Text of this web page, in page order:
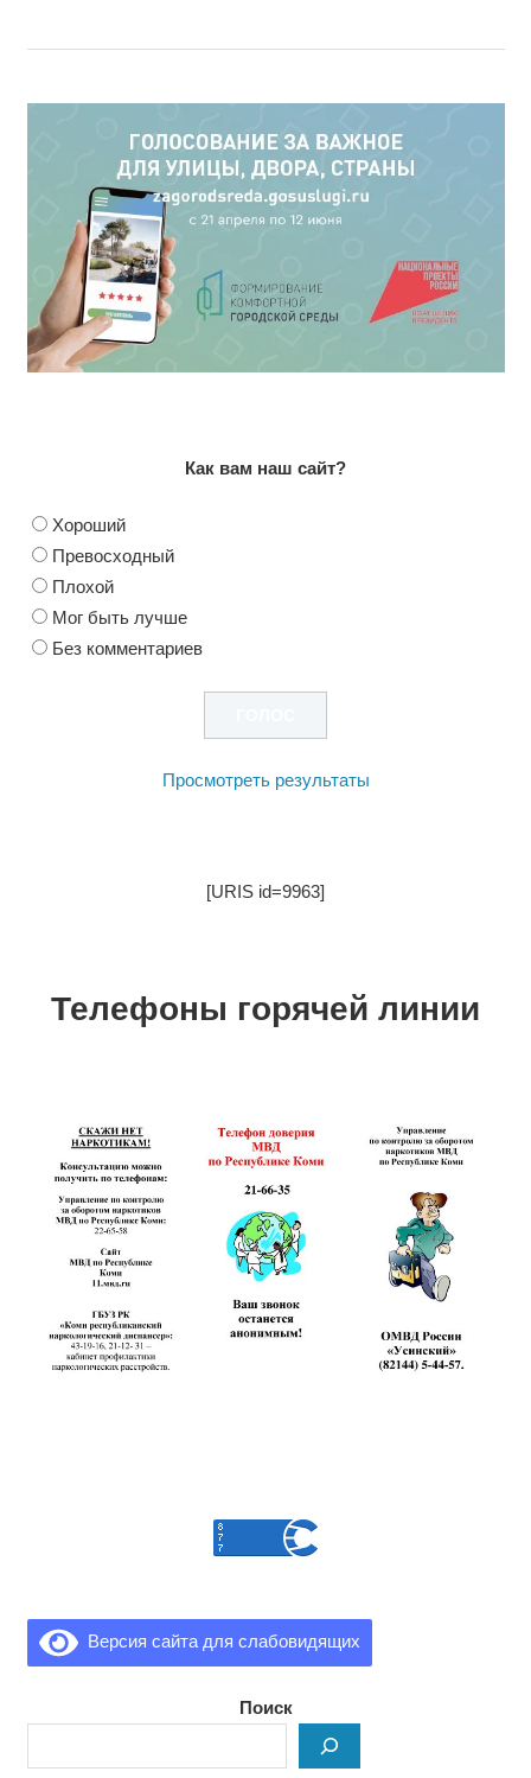
Как вам наш сайт?
Хороший
Превосходный
Плохой
Мог быть лучше
Без комментариев
Просмотреть результаты
[URIS id=9963]
Телефоны горячей линии
Версия сайта для слабовидящих
Поиск